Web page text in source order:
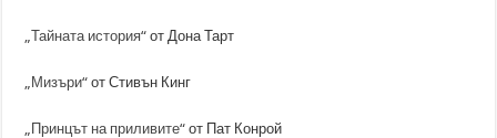
„Тайната история“ от Дона Тарт
„Мизъри“ от Стивън Кинг
„Принцът на приливите“ от Пат Конрой